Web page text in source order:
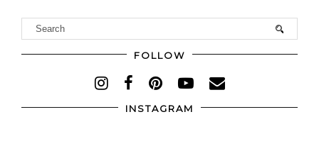
FOLLOW
INSTAGRAM